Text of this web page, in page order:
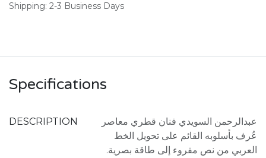
Shipping: 2-3 Business Days
Specifications
DESCRIPTION
عبدالرحمن السويدي فنان قطري معاصر
عُرف بأسلوبه القائم على تحويل الخط
العربي من نص مقروء إلى طاقة بصرية.